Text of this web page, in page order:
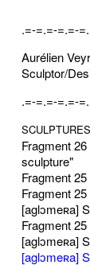
.=-=.=-=.=-
Aurélien
Sculptor/
.=-=.=-=.=-
SCULPTURES
Fragment 26
sculpture"
Fragment 25
Fragment
[aglɔmeʀa]
Fragment 25
[aglɔmeʀa]
[aglɔmeʀa]